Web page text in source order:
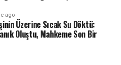
ago
Üzerine Sıcak Su Döktü:
Oluştu, Mahkeme Son Bir